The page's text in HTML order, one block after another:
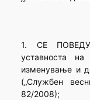
1. СЕ
уставноста
изменување и
(„Службен
82/2008);